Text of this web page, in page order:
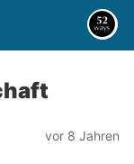
vor 8 Jahren